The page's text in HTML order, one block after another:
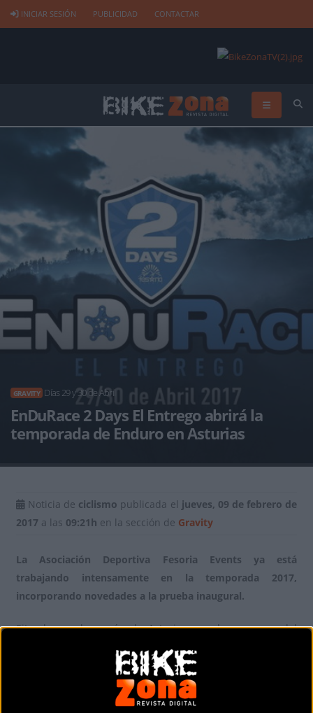
INICIAR SESIÓN PUBLICIDAD CONTACTAR
GRAVITY Días 29 y 30 de Abril
EnDuRace 2 Days El Entrego abrirá la
temporada de Enduro en Asturias
Noticia de ciclismo publicada el jueves, 09 de febrero de
2017 a las 09:21h en la sección de Gravity
La Asociación Deportiva Fesoria Events ya está
trabajando intensamente en la temporada 2017,
incorporando novedades a la prueba inaugural.
Situado en el corazón de Asturias, en plena cuenca del
Nalón, El Entrego abrirá un año más la temporada de
enduro en Asturias, y en esta ocasión lo hará
albergando una ambiciosa prueba de dos días que nadie